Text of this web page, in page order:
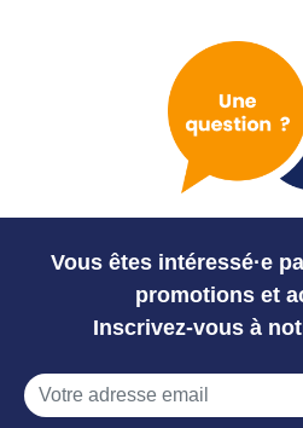
Vous êtes intéressé·e
promotions et
Inscrivez-vous à